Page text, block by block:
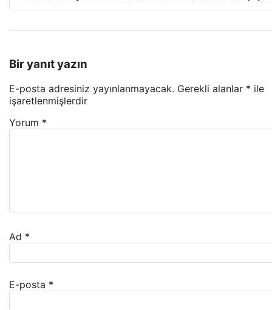
Bir yanıt yazın
E-posta adresiniz yayınlanmayacak. Gerekli alanlar * ile
işaretlenmişlerdir
Yorum *
Ad *
E-posta *